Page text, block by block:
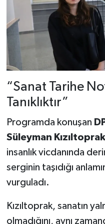
“Sanat Tarihe
Tanıklıktır”
Programda konuşan
Süleyman Kızıltoprak
insanlık vicdanında
serginin taşıdığı
vurguladı.
Kızıltoprak, sanatın
olmadığını, aynı